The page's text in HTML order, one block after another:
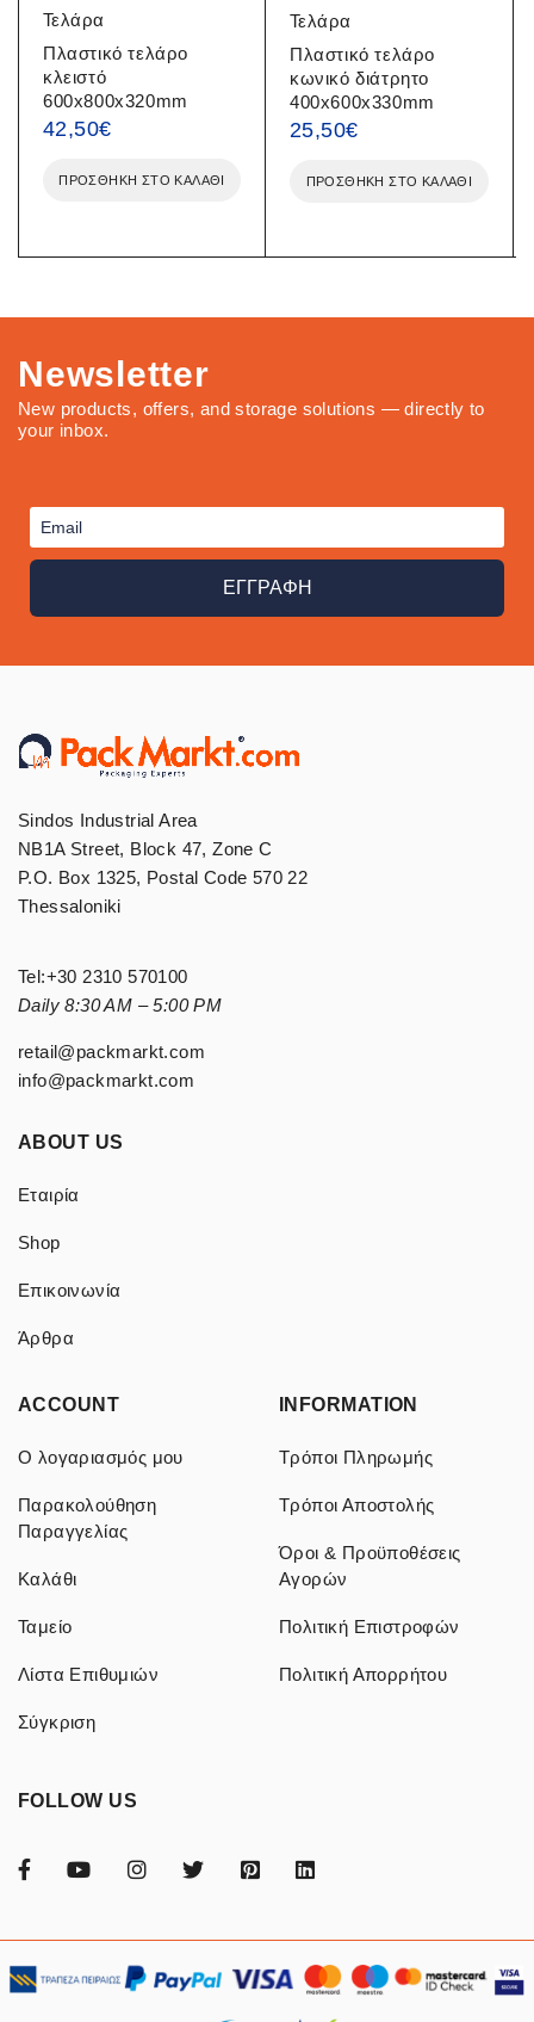
Τελάρα
Πλαστικό τελάρο
κλειστό
600x800x320mm
42,50€
ΠΡΟΣΘΉΚΗ ΣΤΟ ΚΑΛΆΘΙ
Τελάρα
Πλαστικό τελάρο
κωνικό διάτρητο
400x600x330mm
25,50€
ΠΡΟΣΘΉΚΗ ΣΤΟ ΚΑΛΆΘΙ
Newsletter
New products, offers, and storage solutions — directly to
your inbox.
ΕΓΓΡΑΦΗ
Sindos Industrial Area
NB1A Street, Block 47, Zone C
P.O. Box 1325, Postal Code 570 22
Thessaloniki
Tel:+30 2310 570100
Daily 8:30 AM – 5:00 PM
retail@packmarkt.com
info@packmarkt.com
ABOUT US
Εταιρία
Shop
Επικοινωνία
Άρθρα
ACCOUNT
Ο λογαριασμός μου
Παρακολούθηση
Παραγγελίας
Καλάθι
Ταμείο
Λίστα Επιθυμιών
Σύγκριση
INFORMATION
Τρόποι Πληρωμής
Τρόποι Αποστολής
Όροι & Προϋποθέσεις
Αγορών
Πολιτική Επιστροφών
Πολιτική Απορρήτου
FOLLOW US